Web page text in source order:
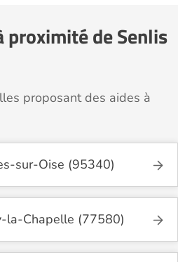
proximité de Senlis
proposant des aides à
sur-Oise (95340)
la-Chapelle (77580)